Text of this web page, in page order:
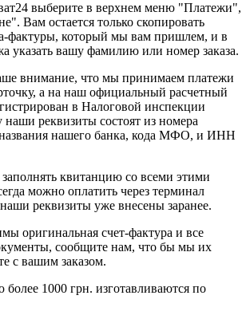
выберите в верхнем меню "Платежи",
Вам остается только скопировать
фактуры, который мы вам пришлем, и в
указать вашу фамилию или номер заказа.
внимание, что мы принимаем платежи
а на наш официальный расчетный
в Налоговой инспекции
реквизиты состоят из номера
названия нашего банка, кода МФО, и ИНН
квитанцию со всеми этими
можно оплатить через терминал
реквизиты уже внесены заранее.
оригинальная счет-фактура и все
сообщите нам, что бы мы их
с вашим заказом.
более 1000 грн. изготавливаются по